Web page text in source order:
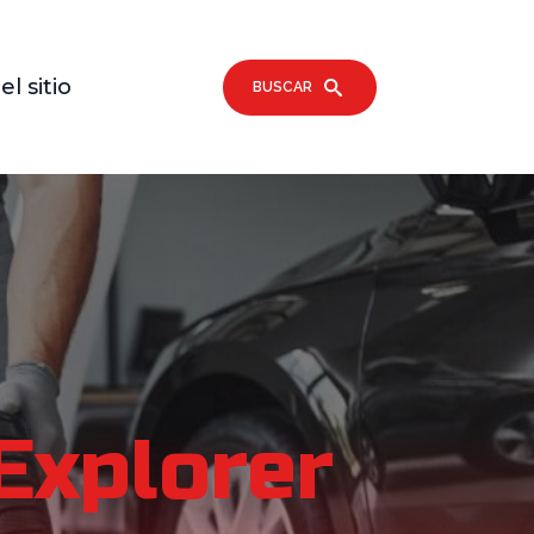
sitio BUSCAR